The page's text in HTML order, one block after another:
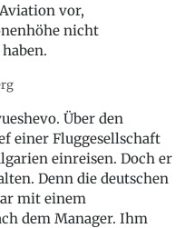
vor,
nicht
Über den
einer Fluggesellschaft
einreisen. Doch er
Denn die deutschen
mit einem
dem Manager. Ihm